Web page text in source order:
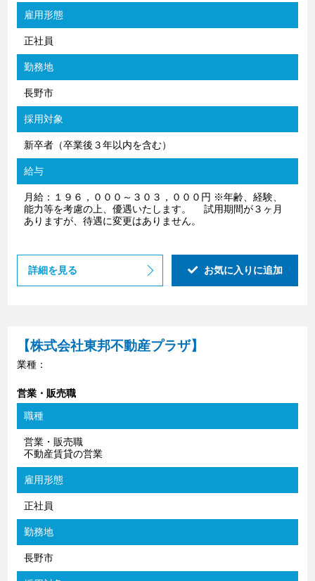
雇用形態
正社員
勤務地
長野市
採用対象
新卒者（卒業後３年以内を含む）
給与
月給：１９６，０００～３０３，０００円 ※年齢、経験、
能力等を考慮の上、優遇いたします。 試用期間が３ヶ月
ありますが、待遇に変更はありません。
詳細を見る お気に入りに追加
【株式会社東邦不動産プラザ】
業種：
営業・販売職
職種
営業・販売職
不動産賃貸の営業
雇用形態
正社員
勤務地
長野市